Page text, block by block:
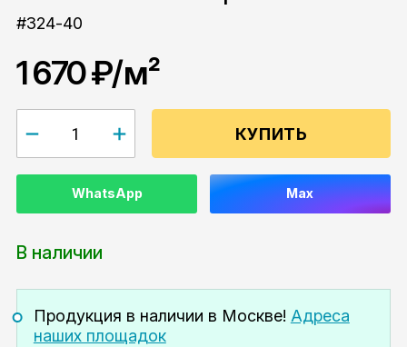
#324-40
1 670 ₽/м²
КУПИТЬ
WhatsApp Max
В наличии
Продукция в наличии в Москве! Адреса
наших площадок